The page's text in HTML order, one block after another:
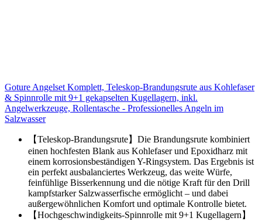
Goture Angelset Komplett, Teleskop-Brandungsrute aus Kohlefaser
& Spinnrolle mit 9+1 gekapselten Kugellagern, inkl.
Angelwerkzeuge, Rollentasche - Professionelles Angeln im
Salzwasser
【Teleskop-Brandungsrute】Die Brandungsrute kombiniert
einen hochfesten Blank aus Kohlefaser und Epoxidharz mit
einem korrosionsbeständigen Y-Ringsystem. Das Ergebnis ist
ein perfekt ausbalanciertes Werkzeug, das weite Würfe,
feinfühlige Bisserkennung und die nötige Kraft für den Drill
kampfstarker Salzwasserfische ermöglicht – und dabei
außergewöhnlichen Komfort und optimale Kontrolle bietet.
【Hochgeschwindigkeits-Spinnrolle mit 9+1 Kugellagern】